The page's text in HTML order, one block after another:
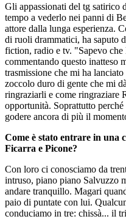
Gli appassionati del tg satirico
tempo a vederlo nei panni di
attore dalla lunga esperienza.
di ruoli drammatici, ha saputo
fiction, radio e tv. "Sapevo
commentando questo inatteso
trasmissione che mi ha
zoccolo duro di gente che mi
ringraziarli e come ringraziare
opportunità. Soprattutto
godere ancora di più il
Come è stato entrare in una
Ficarra e Picone?
Con loro ci conosciamo da
intruso, piano piano Salvuzzo
andare tranquillo. Magari
paio di puntate con lui.
conduciamo in tre: chissà... il